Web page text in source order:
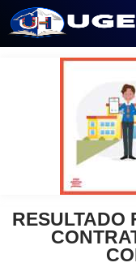
RESULTADO